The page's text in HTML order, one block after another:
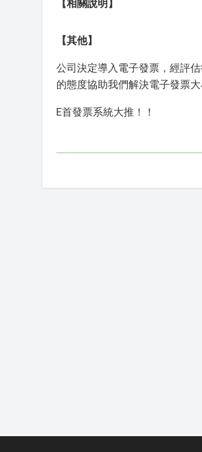
【相關說明】
【其他】
公司決定導入電子發票，經評
的態度協助我們解決電子發票大
E首發票系統大推！！